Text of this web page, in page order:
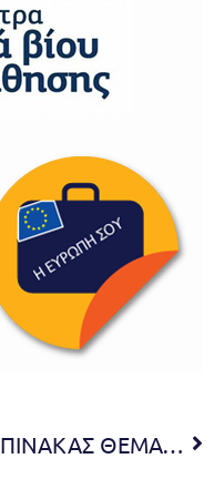
ΠΙΝΑΚΑΣ ΘΕΜΑΤΩΝ ΠΟΥ ΣΥΖΗΤΗΘΗΚΑΝ ΣΤΗΝ 21η ΤΑΚΤΙΚΗ ΣΥΝΕΔΡΙΑΣΗ ΔΙΑ ΖΩΣΗΣ ΤΗΣ ΔΗΜΟΤΙΚΗΣ ΕΠΙΤΡΟΠΗΣ